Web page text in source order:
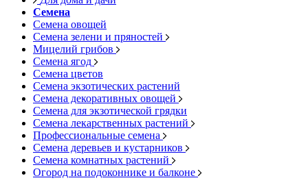
Семена
Семена овощей
Семена зелени и пряностей
Мицелий грибов
Семена ягод
Семена цветов
Семена экзотических растений
Семена декоративных овощей
Семена для экзотической грядки
Семена лекарственных растений
Профессиональные семена
Семена деревьев и кустарников
Семена комнатных растений
Огород на подоконнике и балконе